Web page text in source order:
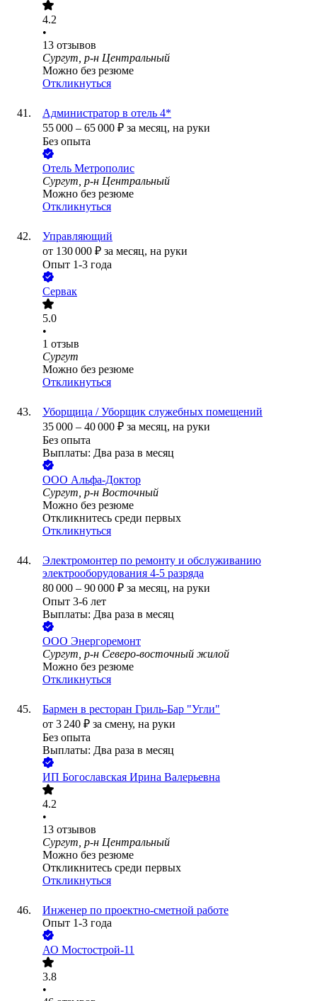
4.2
•
13 отзывов
Сургут, р-н Центральный
Можно без резюме
Откликнуться
Администратор в отель 4*
55 000 – 65 000 ₽ за месяц, на руки
Без опыта
Отель Метрополис
Сургут, р-н Центральный
Можно без резюме
Откликнуться
Управляющий
от 130 000 ₽ за месяц, на руки
Опыт 1-3 года
Сервак
5.0
•
1 отзыв
Сургут
Можно без резюме
Откликнуться
Уборщица / Уборщик служебных помещений
35 000 – 40 000 ₽ за месяц, на руки
Без опыта
Выплаты: Два раза в месяц
ООО Альфа-Доктор
Сургут, р-н Восточный
Можно без резюме
Откликнитесь среди первых
Откликнуться
Электромонтер по ремонту и обслуживанию
электрооборудования 4-5 разряда
80 000 – 90 000 ₽ за месяц, на руки
Опыт 3-6 лет
Выплаты: Два раза в месяц
ООО Энергоремонт
Сургут, р-н Северо-восточный жилой
Можно без резюме
Откликнуться
Бармен в ресторан Гриль-Бар "Угли"
от 3 240 ₽ за смену, на руки
Без опыта
Выплаты: Два раза в месяц
ИП Богославская Ирина Валерьевна
4.2
•
13 отзывов
Сургут, р-н Центральный
Можно без резюме
Откликнитесь среди первых
Откликнуться
Инженер по проектно-сметной работе
Опыт 1-3 года
АО Мостострой-11
3.8
•